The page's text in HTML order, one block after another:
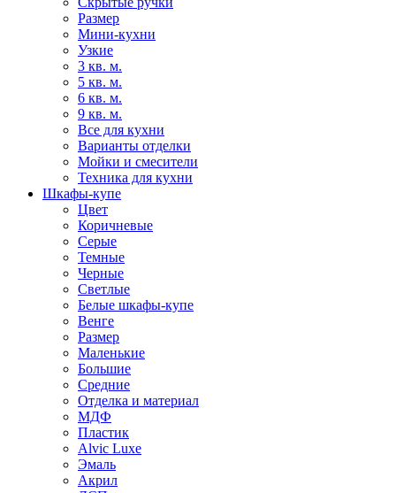
Размер
Мини-кухни
Узкие
3 кв. м.
5 кв. м.
6 кв. м.
9 кв. м.
Все для кухни
Варианты отделки
Мойки и смесители
Техника для кухни
Шкафы-купе
Цвет
Коричневые
Серые
Темные
Черные
Светлые
Белые шкафы-купе
Венге
Размер
Маленькие
Большие
Средние
Отделка и материал
МДФ
Пластик
Alvic Luxe
Эмаль
Акрил